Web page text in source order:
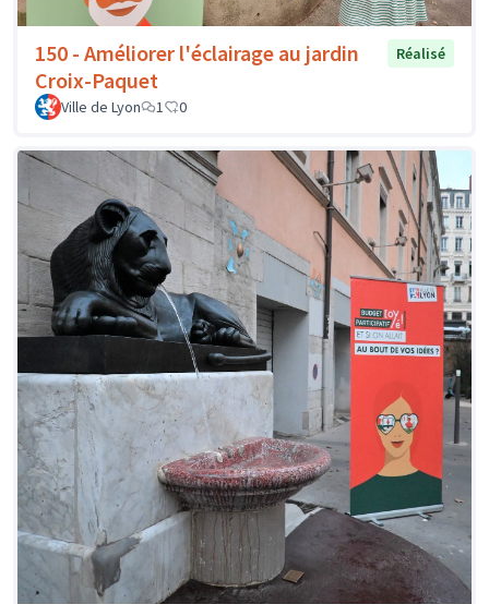
150 - Améliorer l'éclairage au jardin
Croix-Paquet
Réalisé
Ville de Lyon 1 0